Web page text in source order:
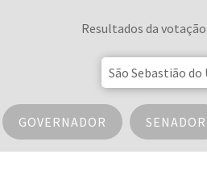
Resultados da
GOVERNADOR SENADOR